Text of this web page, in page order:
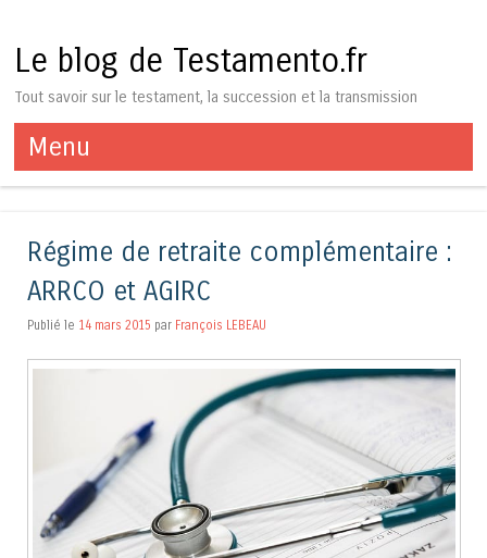
Le blog de Testamento.fr
Tout savoir sur le testament, la succession et la transmission
Menu
Aller au contenu
Régime de retraite complémentaire :
ARRCO et AGIRC
Publié le 14 mars 2015 par François LEBEAU